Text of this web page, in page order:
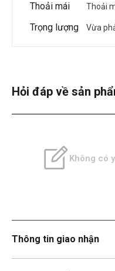
Thoải mái
Thoải
Trọng lượng
Vừa
Hỏi đáp về sản
Không có
Thông tin giao nhận